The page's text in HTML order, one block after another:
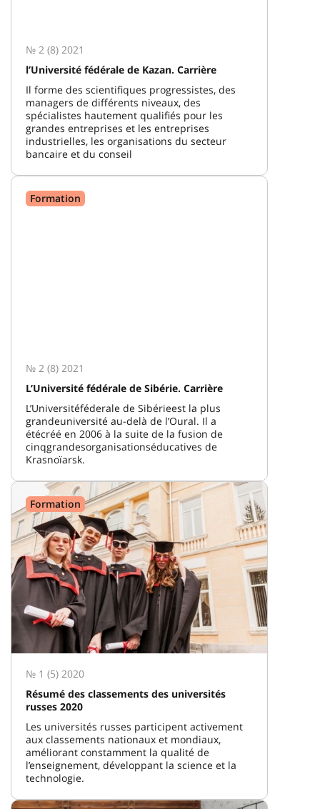
№ 2 (8) 2021
l’Université fédérale de Kazan. Carrière
Il forme des scientifiques progressistes, des
managers de différents niveaux, des
spécialistes hautement qualifiés pour les
grandes entreprises et les entreprises
industrielles, les organisations du secteur
bancaire et du conseil
Formation
№ 2 (8) 2021
L’Université fédérale de Sibérie. Carrière
L’Universitéféderale de Sibérieest la plus
grandeuniversité au-delà de l’Oural. Il a
étécréé en 2006 à la suite de la fusion de
cinqgrandesorganisationséducatives de
Krasnoïarsk.
Formation
№ 1 (5) 2020
Résumé des classements des universités
russes 2020
Les universités russes participent activement
aux classements nationaux et mondiaux,
améliorant constamment la qualité de
l’enseignement, développant la science et la
technologie.